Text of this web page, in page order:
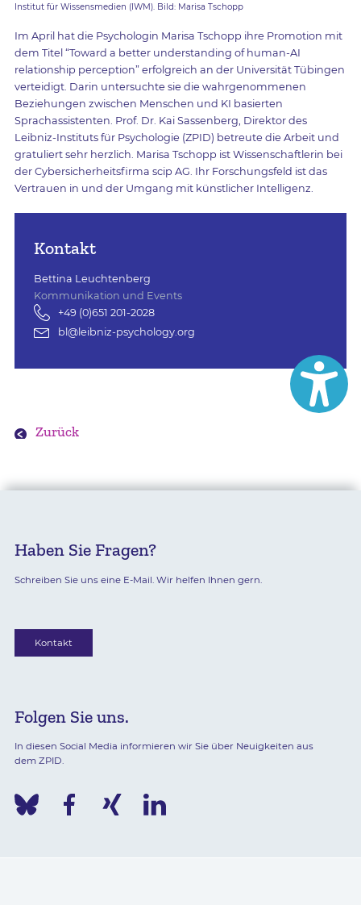
Institut für Wissensmedien (IWM). Bild: Marisa Tschopp
Im April hat die Psychologin Marisa Tschopp ihre Promotion mit
dem Titel “Toward a better understanding of human-AI
relationship perception” erfolgreich an der Universität Tübingen
verteidigt. Darin untersuchte sie die wahrgenommenen
Beziehungen zwischen Menschen und KI basierten
Sprachassistenten. Prof. Dr. Kai Sassenberg, Direktor des
Leibniz-Instituts für Psychologie (ZPID) betreute die Arbeit und
gratuliert sehr herzlich. Marisa Tschopp ist Wissenschaftlerin bei
der Cybersicherheitsfirma scip AG. Ihr Forschungsfeld ist das
Vertrauen in und der Umgang mit künstlicher Intelligenz.
Kontakt
Bettina Leuchtenberg
Kommunikation und Events
+49 (0)651 201-2028
bl@leibniz-psychology.org
Zurück
Haben Sie Fragen?
Schreiben Sie uns eine E-Mail. Wir helfen Ihnen gern.
Kontakt
Folgen Sie uns.
In diesen Social Media informieren wir Sie über Neuigkeiten aus
dem ZPID.